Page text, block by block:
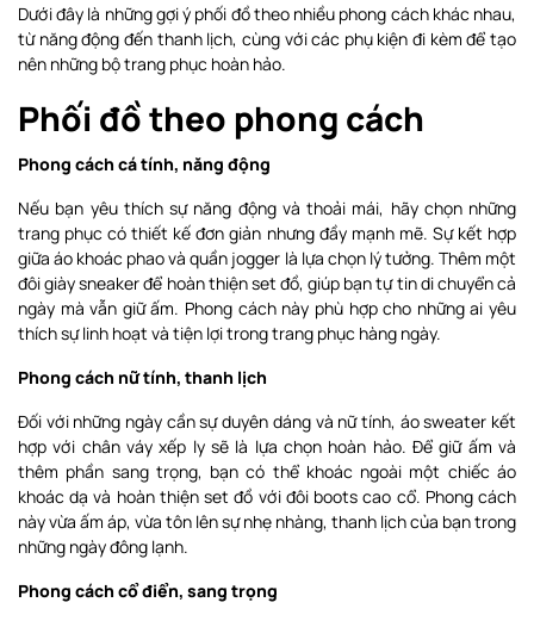
Dưới đây là những gợi ý phối đồ theo nhiều phong cách khác nhau,
từ năng động đến thanh lịch, cùng với các phụ kiện đi kèm để tạo
nên những bộ trang phục hoàn hảo.
Phối đồ theo phong cách
Phong cách cá tính, năng động
Nếu bạn yêu thích sự năng động và thoải mái, hãy chọn những
trang phục có thiết kế đơn giản nhưng đầy mạnh mẽ. Sự kết hợp
giữa áo khoác phao và quần jogger là lựa chọn lý tưởng. Thêm một
đôi giày sneaker để hoàn thiện set đồ, giúp bạn tự tin di chuyển cả
ngày mà vẫn giữ ấm. Phong cách này phù hợp cho những ai yêu
thích sự linh hoạt và tiện lợi trong trang phục hàng ngày.
Phong cách nữ tính, thanh lịch
Đối với những ngày cần sự duyên dáng và nữ tính, áo sweater kết
hợp với chân váy xếp ly sẽ là lựa chọn hoàn hảo. Để giữ ấm và
thêm phần sang trọng, bạn có thể khoác ngoài một chiếc áo
khoác dạ và hoàn thiện set đồ với đôi boots cao cổ. Phong cách
này vừa ấm áp, vừa tôn lên sự nhẹ nhàng, thanh lịch của bạn trong
những ngày đông lạnh.
Phong cách cổ điển, sang trọng